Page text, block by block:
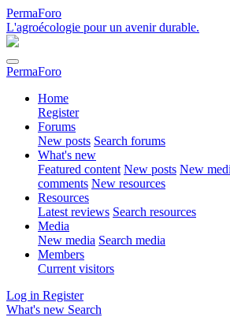
PermaForo
L'agroécologie pour un avenir durable.
PermaForo
Home
Register
Forums
New posts Search forums
What's new
Featured content New posts New
comments New resources
Resources
Latest reviews Search resources
Media
New media Search media
Members
Current visitors
Log in Register
What's new Search